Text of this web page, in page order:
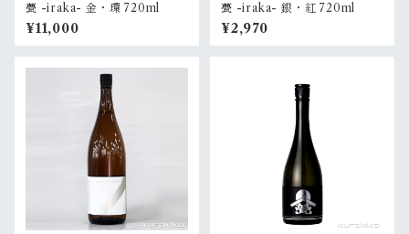
甍 -iraka- 金・環 720ml
¥11,000
甍 -iraka- 銀・紅 720ml
¥2,970